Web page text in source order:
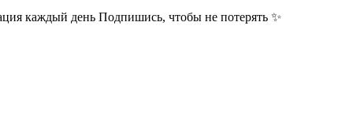
Канал о правильном питании, похудении и полезных привычках 💪🥗 Простые ПП рецепты, советы по снижению веса и мотивация каждый день Подпишись, чтобы не потерять ✨